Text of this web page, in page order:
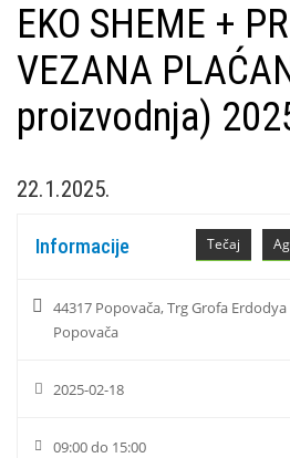
EKO SHEME +
VEZANA
proizvodnja)
22.1.2025.
Tečaj
Informacije
44317 Popovača, Trg Grofa
Popovača
2025-02-18
09:00 do 15:00